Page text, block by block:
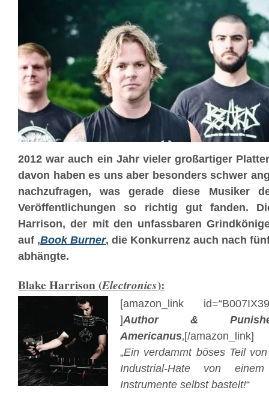
2012 war auch ein Jahr vieler großartiger
davon haben es uns aber besonders schwer
nachzufragen, was gerade diese Musiker
Veröffentlichungen so richtig gut fanden.
Harrison, der mit den unfassbaren
auf ‚Book Burner‚ die Konkurrenz auch nach
abhängte.
Blake Harrison (Electronics):
[amazon_link
]Author &
Americanus‚[/amazon_link]
„Ein verdammt böses Teil
Industrial-Hate von
Instrumente selbst bastelt!“